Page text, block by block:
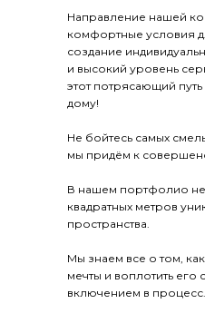
Направление нашей
комфортные условия
создание
и высокий уровень
этот потрясающий
дому!
Не бойтесь самых
мы придём к
В нашем портфолио не
квадратных метров
пространства.
Мы знаем все о том,
мечты и воплотить
включением в процесс.